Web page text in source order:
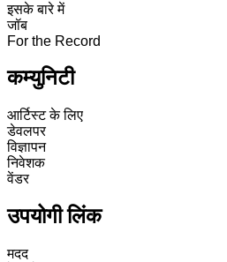
इसके बारे में
जॉब
For the Record
कम्युनिटी
आर्टिस्ट के लिए
डेवलपर
विज्ञापन
निवेशक
वेंडर
उपयोगी लिंक
मदद